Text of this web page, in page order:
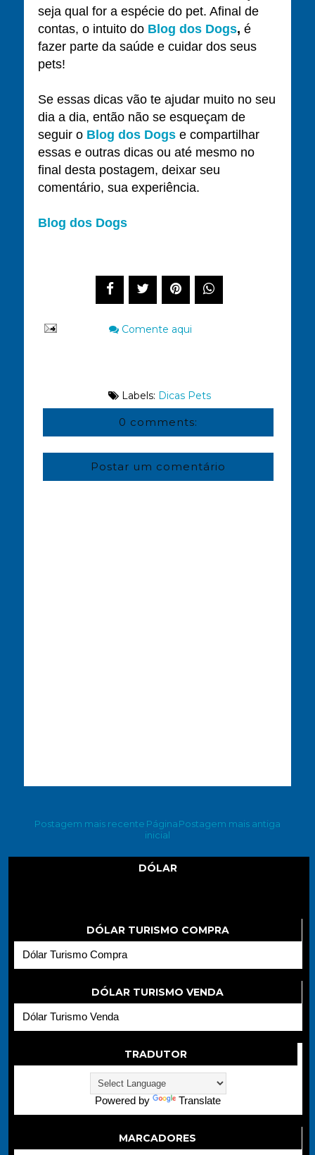
seja qual for a espécie do pet. Afinal de
contas, o intuito do Blog dos Dogs, é
fazer parte da saúde e cuidar dos seus
pets!
Se essas dicas vão te ajudar muito no seu
dia a dia, então não se esqueçam de
seguir o Blog dos Dogs e compartilhar
essas e outras dicas ou até mesmo no
final desta postagem, deixar seu
comentário, sua experiência.
Blog dos Dogs
Comente aqui
Labels: Dicas Pets
0 comments:
Postar um comentário
Postagem mais recente Postagem mais antiga
Página
inicial
DÓLAR
DÓLAR TURISMO COMPRA
Dólar Turismo Compra
DÓLAR TURISMO VENDA
Dólar Turismo Venda
TRADUTOR
Powered by Translate
MARCADORES